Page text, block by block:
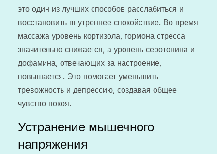
это один из лучших способов расслабиться и
восстановить внутреннее спокойствие. Во время
массажа уровень кортизола, гормона стресса,
значительно снижается, а уровень серотонина и
дофамина, отвечающих за настроение,
повышается. Это помогает уменьшить
тревожность и депрессию, создавая общее
чувство покоя.
Устранение мышечного
напряжения